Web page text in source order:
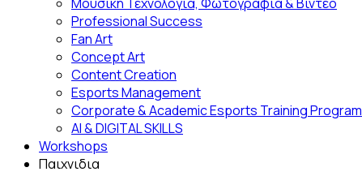
Professional Success
Fan Αrt
Concept Art
Content Creation
Esports Management
Corporate & Academic Esports Training Program
AI & DIGITAL SKILLS
Workshops
Παιχνιδια